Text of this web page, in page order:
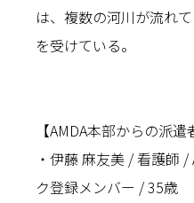
は、複数の河川が流れ
を受けている。
【AMDA本部からの派遣
・伊藤 麻友美 / 看護師
ク登録メンバー / 35歳